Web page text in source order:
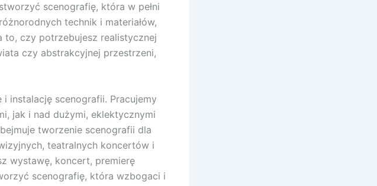
scenografię, która w pełni
technik i materiałów,
to, czy potrzebujesz realistycznej
czy abstrakcyjnej przestrzeni,
instalację scenografii. Pracujemy
jak i nad dużymi, eklektycznymi
tworzenie scenografii dla
teatralnych koncertów i
wystawę, koncert, premierę
scenografię, która wzbogaci i